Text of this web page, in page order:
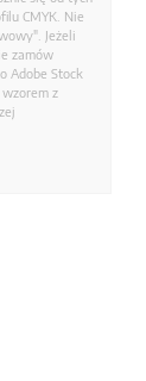
CMYK. Nie
Jeżeli
zamów
Adobe Stock
z